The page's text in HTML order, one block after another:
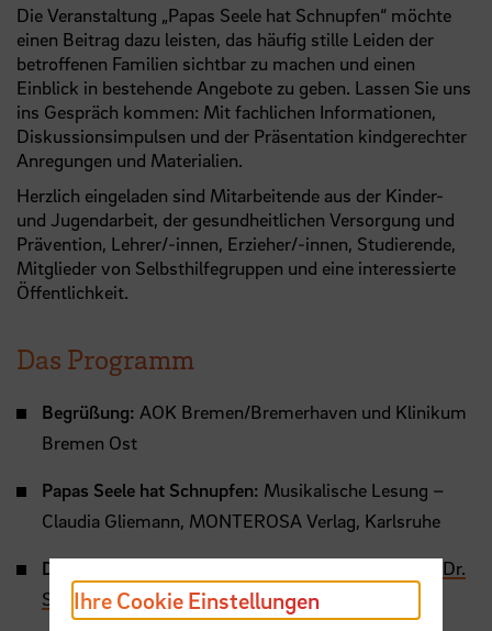
Die Veranstaltung „Papas Seele hat Schnupfen“ möchte
einen Beitrag dazu leisten, das häufig stille Leiden der
betroffenen Familien sichtbar zu machen und einen
Einblick in bestehende Angebote zu geben. Lassen Sie uns
ins Gespräch kommen: Mit fachlichen Informationen,
Diskussionsimpulsen und der Präsentation kindgerechter
Anregungen und Materialien.
Herzlich eingeladen sind Mitarbeitende aus der Kinder-
und Jugendarbeit, der gesundheitlichen Versorgung und
Prävention, Lehrer/-innen, Erzieher/-innen, Studierende,
Mitglieder von Selbsthilfegruppen und eine interessierte
Öffentlichkeit.
Das Programm
Begrüßung: AOK Bremen/Bremerhaven und Klinikum
Bremen Ost
Papas Seele hat Schnupfen: Musikalische Lesung –
Claudia Gliemann, MONTEROSA Verlag, Karlsruhe
Depressionen in der Familie:
Prof. Dr.
Sabine Wagenblass, Hochschule Bremen
Ihre Cookie Einstellungen